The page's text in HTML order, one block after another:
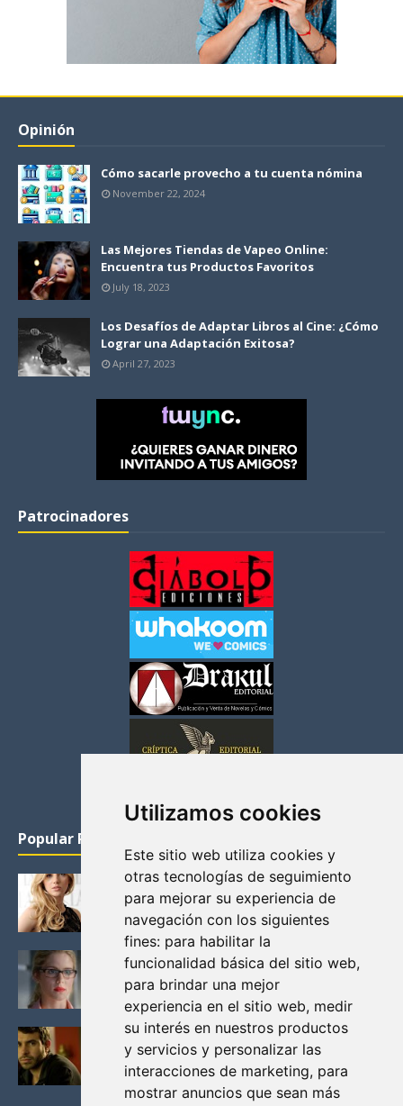
Utilizamos cookies
Este sitio web utiliza cookies y
otras tecnologías de seguimiento
para mejorar su experiencia de
navegación con los siguientes
fines: para habilitar la
funcionalidad básica del sitio web,
para brindar una mejor
experiencia en el sitio web, medir
su interés en nuestros productos
y servicios y personalizar las
interacciones de marketing, para
mostrar anuncios que sean más
Opinión
Cómo sacarle provecho a tu cuenta nómina
November 22, 2024
Las Mejores Tiendas de Vapeo Online:
Encuentra tus Productos Favoritos
July 18, 2023
Los Desafíos de Adaptar Libros al Cine: ¿Cómo
Lograr una Adaptación Exitosa?
April 27, 2023
Patrocinadores
Popular Posts
KATHERYN WINNICK: LA ACTRIZ MAS GUAPA DE
VIKINGOS
Junio 14, 2013
FELICITY (EMILY BETT RICKARDS), LAS FOTOS
MAS BONITAS DE LA ALIADA DE ARROW
Noviembre 30, 2013
BLACK MIRROR: TODA TU HISTORIA. EPISODIO 3.
LA CRITICA
Mayo 17, 2012